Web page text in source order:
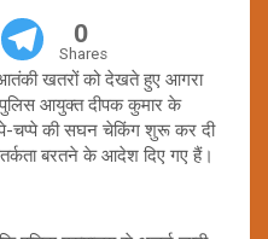
0
Shares
खतरों को देखते हुए आगरा
पुलिस आयुक्त दीपक कुमार के
चप्पे की सघन चेकिंग शुरू कर दी
बरतने के आदेश दिए गए हैं।